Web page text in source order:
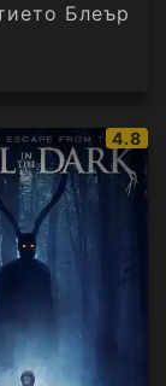
Блеър
IMDb
4.8